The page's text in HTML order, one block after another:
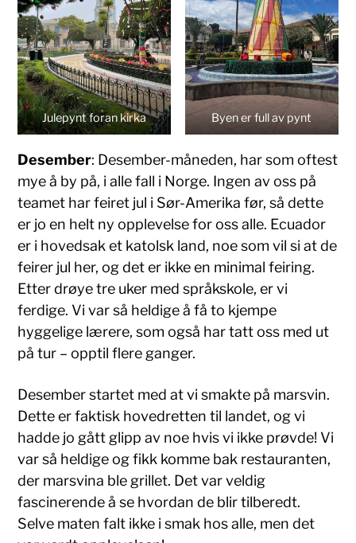
Julepynt foran kirka Byen er full av pynt
Desember: Desember-måneden, har som oftest
mye å by på, i alle fall i Norge. Ingen av oss på
teamet har feiret jul i Sør-Amerika før, så dette
er jo en helt ny opplevelse for oss alle. Ecuador
er i hovedsak et katolsk land, noe som vil si at de
feirer jul her, og det er ikke en minimal feiring.
Etter drøye tre uker med språkskole, er vi
ferdige. Vi var så heldige å få to kjempe
hyggelige lærere, som også har tatt oss med ut
på tur – opptil flere ganger.
Desember startet med at vi smakte på marsvin.
Dette er faktisk hovedretten til landet, og vi
hadde jo gått glipp av noe hvis vi ikke prøvde! Vi
var så heldige og fikk komme bak restauranten,
der marsvina ble grillet. Det var veldig
fascinerende å se hvordan de blir tilberedt.
Selve maten falt ikke i smak hos alle, men det